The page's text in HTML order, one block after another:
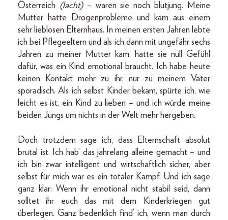
Österreich (lacht)– waren sie noch blutjung. Meine
Mutter hatte Drogenprobleme und kam aus einem
sehr lieblosen Elternhaus. In meinen ersten Jahren lebte
ich bei Pflegeeltern und als ich dann mit ungefähr sechs
Jahren zu meiner Mutter kam, hatte sie null Gefühl
dafür, was ein Kind emotional braucht. Ich habe heute
keinen Kontakt mehr zu ihr, nur zu meinem Vater
sporadisch. Als ich selbst Kinder bekam, spürte ich, wie
leicht es ist, ein Kind zu lieben – und ich würde meine
beiden Jungs um nichts in der Welt mehr hergeben.
Doch trotzdem sage ich, dass Elternschaft absolut
brutal ist. Ich hab’ das jahrelang alleine gemacht – und
ich bin zwar intelligent und wirtschaftlich sicher, aber
selbst für mich war es ein totaler Kampf. Und ich sage
ganz klar: Wenn ihr emotional nicht stabil seid, dann
solltet ihr euch das mit dem Kinder­kriegen gut
überlegen. Ganz bedenklich find’ ich, wenn man durch